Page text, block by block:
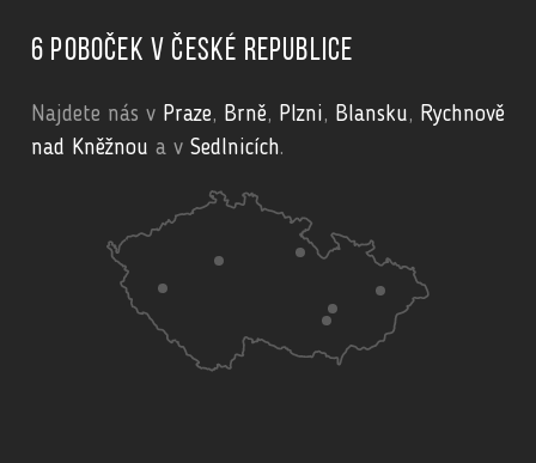
6 poboček v České republice
Najdete nás v Praze, Brně, Plzni, Blansku, Rychnově
nad Kněžnou a v Sedlnicích.